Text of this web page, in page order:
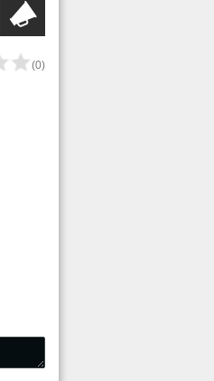
(0)